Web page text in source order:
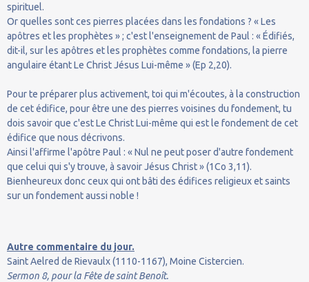
spirituel.
Or quelles sont ces pierres placées dans les fondations ? « Les
apôtres et les prophètes » ; c'est l'enseignement de Paul : « Édifiés,
dit-il, sur les apôtres et les prophètes comme fondations, la pierre
angulaire étant Le Christ Jésus Lui-même » (Ep 2,20).
Pour te préparer plus activement, toi qui m'écoutes, à la construction
de cet édifice, pour être une des pierres voisines du fondement, tu
dois savoir que c'est Le Christ Lui-même qui est le fondement de cet
édifice que nous décrivons.
Ainsi l'affirme l'apôtre Paul : « Nul ne peut poser d'autre fondement
que celui qui s'y trouve, à savoir Jésus Christ » (1Co 3,11).
Bienheureux donc ceux qui ont bâti des édifices religieux et saints
sur un fondement aussi noble !
Autre commentaire du jour.
Saint Aelred de Rievaulx (1110-1167), Moine Cistercien.
Sermon 8, pour la Fête de saint Benoît.